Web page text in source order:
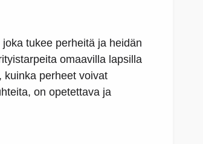
tukee perheitä ja heidän
omaavilla lapsilla
kuinka perheet voivat
on opetettava ja